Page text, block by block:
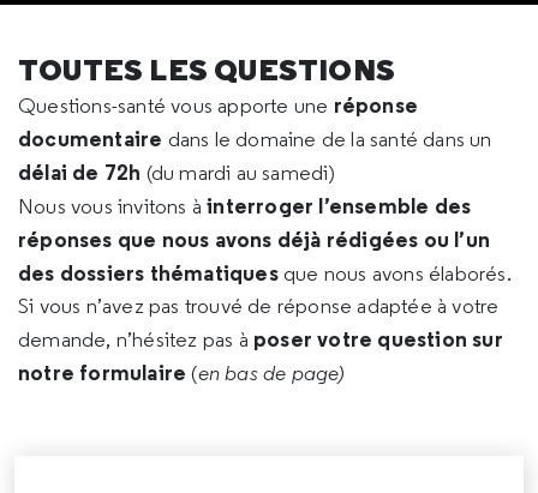
TOUTES LES QUESTIONS
Questions-santé vous apporte une réponse
documentaire dans le domaine de la santé dans un
délai de 72h (du mardi au samedi)
Nous vous invitons àinterroger l’ensemble des
réponses que nous avons déjà rédigées ou l’un
des dossiers thématiques que nous avons élaborés.
Si vous n’avez pas trouvé de réponse adaptée à votre
demande, n’hésitez pas à poser votre question sur
notre formulaire (en bas de page)